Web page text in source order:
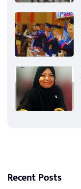
Recent Posts